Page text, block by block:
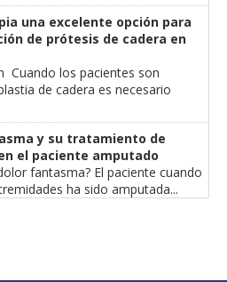
una excelente opción para
de prótesis de cadera en
Cuando los pacientes son
de cadera es necesario
y su tratamiento de
el paciente amputado
fantasma? El paciente cuando
ha sido amputada...